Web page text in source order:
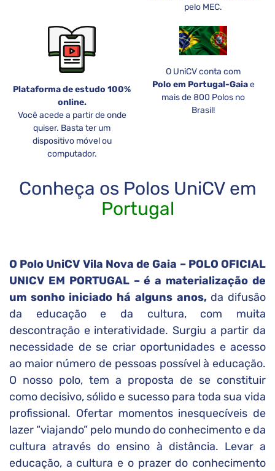
pelo MEC.
Plataforma de estudo 100%
online.
Você acede a partir de onde
quiser. Basta ter um
dispositivo móvel ou
computador.
O UniCV conta com
Polo em Portugal-Gaiae
mais de 800 Polos no
Brasil!
Conheça os Polos UniCV em
Portugal
O Polo UniCV Vila Nova de Gaia – POLO OFICIAL
UNICV EM PORTUGAL – é a materialização de
um sonho iniciado há alguns anos,da difusão
da educação e da cultura, com muita
descontração e interatividade. Surgiu a partir da
necessidade de se criar oportunidades e acesso
ao maior número de pessoas possível à educação.
O nosso polo, tem a proposta de se constituir
como decisivo, sólido e sucesso para toda sua vida
profissional. Ofertar momentos inesquecíveis de
lazer “viajando” pelo mundo do conhecimento e da
cultura através do ensino à distância. Levar a
educação, a cultura e o prazer do conhecimento